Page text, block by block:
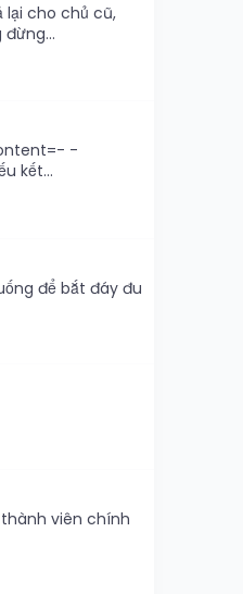
lại cho chủ cũ,
-
kết...
để bắt đáy đu
viên chính